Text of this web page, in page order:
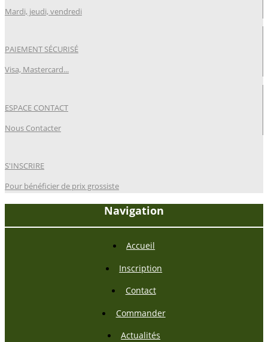
Mardi, jeudi, vendredi
PAIEMENT SÉCURISÉ
Visa, Mastercard...
ESPACE CONTACT
Nous Contacter
S'INSCRIRE
Pour bénéficier de prix grossiste
Navigation
Accueil
Inscription
Contact
Commander
Actualités